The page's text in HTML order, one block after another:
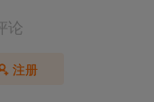
论
注册